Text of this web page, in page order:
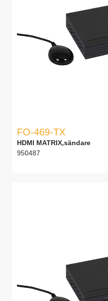
FO-469-TX
HDMI MATRIX,sändare
950487